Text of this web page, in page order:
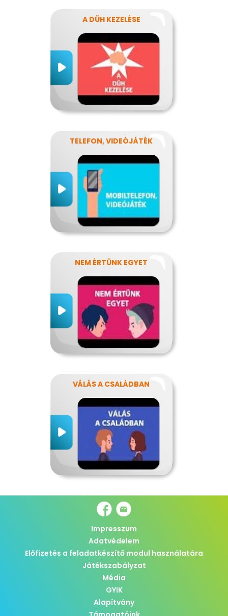
A DÜH KEZELÉSE
TELEFON, VIDEÓJÁTÉK
NEM ÉRTÜNK EGYET
VÁLÁS A CSALÁDBAN
Impresszum
Adatvédelem
Előfizetés a feladatkészítő modul használatára
Játékszabályzat
Média
GYIK
Alapítvány